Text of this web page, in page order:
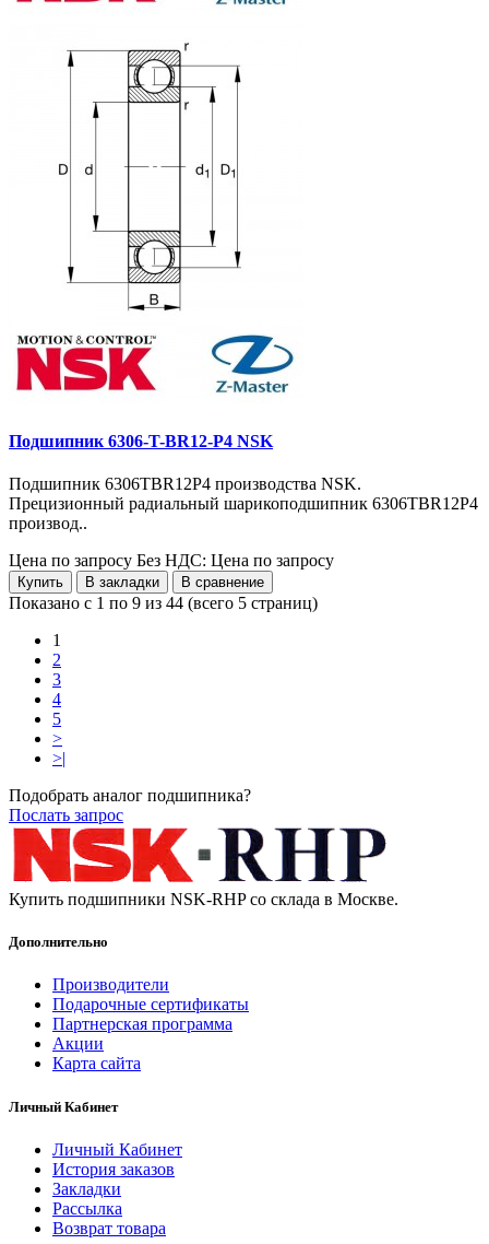
Подшипник 6306-T-BR12-P4 NSK
Подшипник 6306TBR12P4 производства NSK.
Прецизионный радиальный шарикоподшипник 6306TBR12P4
производ..
Цена по запросу Без НДС: Цена по запросу
Купить В закладки В сравнение
Показано с 1 по 9 из 44 (всего 5 страниц)
1
2
3
4
5
>
>|
Подобрать аналог подшипника?
Послать запрос
Купить подшипники NSK-RHP со склада в Москве.
Дополнительно
Производители
Подарочные сертификаты
Партнерская программа
Акции
Карта сайта
Личный Кабинет
Личный Кабинет
История заказов
Закладки
Рассылка
Возврат товара